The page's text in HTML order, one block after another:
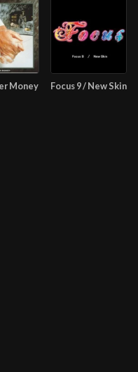
Money Focus 9 / New Skin